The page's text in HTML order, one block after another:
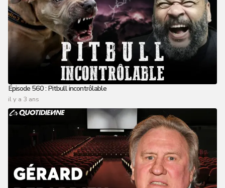
Épisode 560 : Pitbull incontrôlable
il y a 3 ans